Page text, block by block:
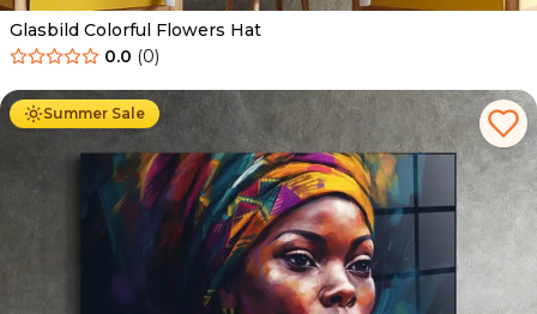
Glasbild Colorful Flowers Hat
0.0 (0)
Summer Sale
Ab 69.90 € 44.90